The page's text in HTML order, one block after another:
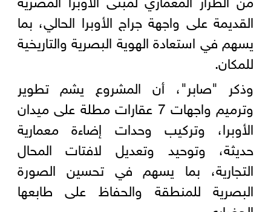
القديمة على واجهة جراج الأوبرا الحالي، بما
يسهم في استعادة الهوية البصرية والتاريخية
للمكان.
وذكر "صابر"، أن المشروع يشم تطوير
وترميم واجهات 7 عقارات مطلة على ميدان
الأوبرا، وتركيب وحدات إضاءة معمارية
حديثة، وتوحيد وتعديل لافتات المحال
التجارية، بما يسهم في تحسين الصورة
البصرية للمنطقة والحفاظ على طابعها